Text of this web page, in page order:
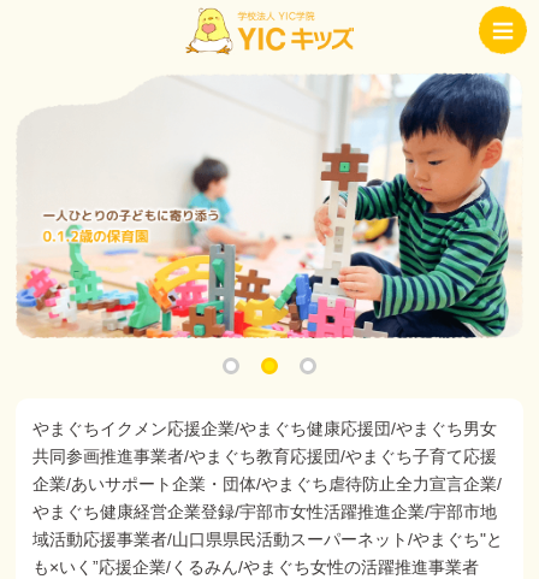
やまぐちイクメン応援企業/やまぐち健康応援団/やまぐち男女
共同参画推進事業者/やまぐち教育応援団/やまぐち子育て応援
企業/あいサポート企業・団体/やまぐち虐待防止全力宣言企業/
やまぐち健康経営企業登録/宇部市女性活躍推進企業/宇部市地
域活動応援事業者/山口県県民活動スーパーネット/やまぐち"と
も×いく”応援企業/くるみん/やまぐち女性の活躍推進事業者